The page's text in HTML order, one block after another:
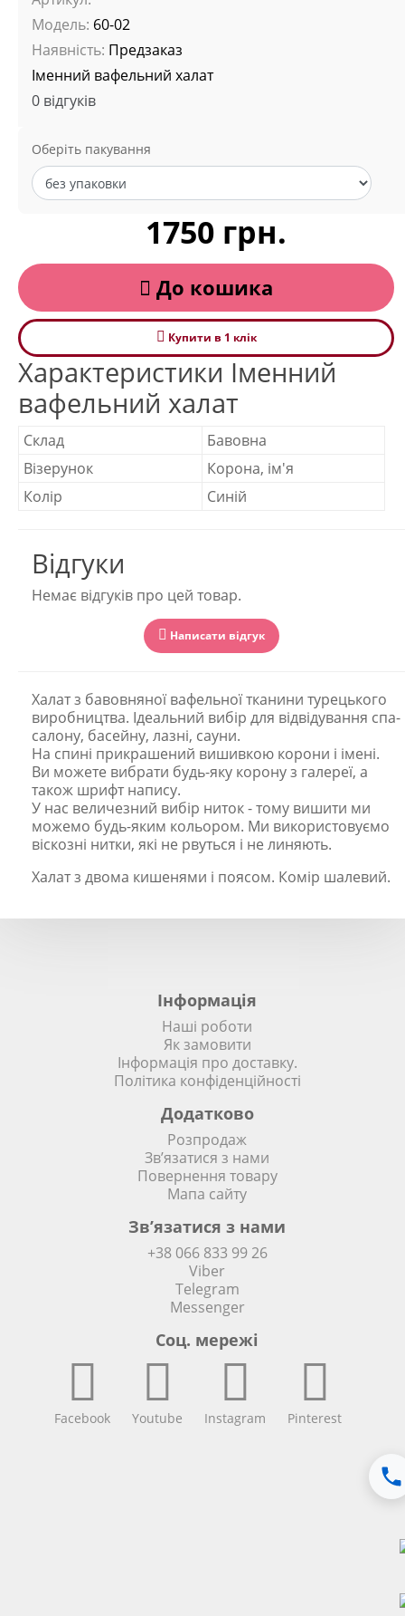
Модель: 60-02
Наявність: Предзаказ
Іменний вафельний халат
0 відгуків
Оберіть пакування
1750 грн.
До кошика
Купити в 1 клiк
Характеристики Іменний
вафельний халат
Склад
Бавовна
Візерунок
Корона, ім'я
Колір
Синій
Відгуки
Немає відгуків про цей товар.
Написати відгук
Халат з бавовняної вафельної тканини турецького
виробництва. Ідеальний вибір для відвідування спа-
салону, басейну, лазні, сауни.
На спині прикрашений вишивкою корони і імені.
Ви можете вибрати будь-яку корону з галереї, а
також шрифт напису.
У нас величезний вибір ниток - тому вишити ми
можемо будь-яким кольором. Ми використовуємо
віскозні нитки, які не рвуться і не линяють.
Халат з двома кишенями і поясом. Комір шалевий.
Інформація
Наші роботи
Як замовити
Інформація про доставку.
Політика конфіденційності
Додатково
Розпродаж
Зв’язатися з нами
Повернення товару
Мапа сайту
Зв’язатися з нами
+38 066 833 99 26
Viber
Telegram
Messenger
Соц. мережi
Facebook Youtube Instagram Pinterest